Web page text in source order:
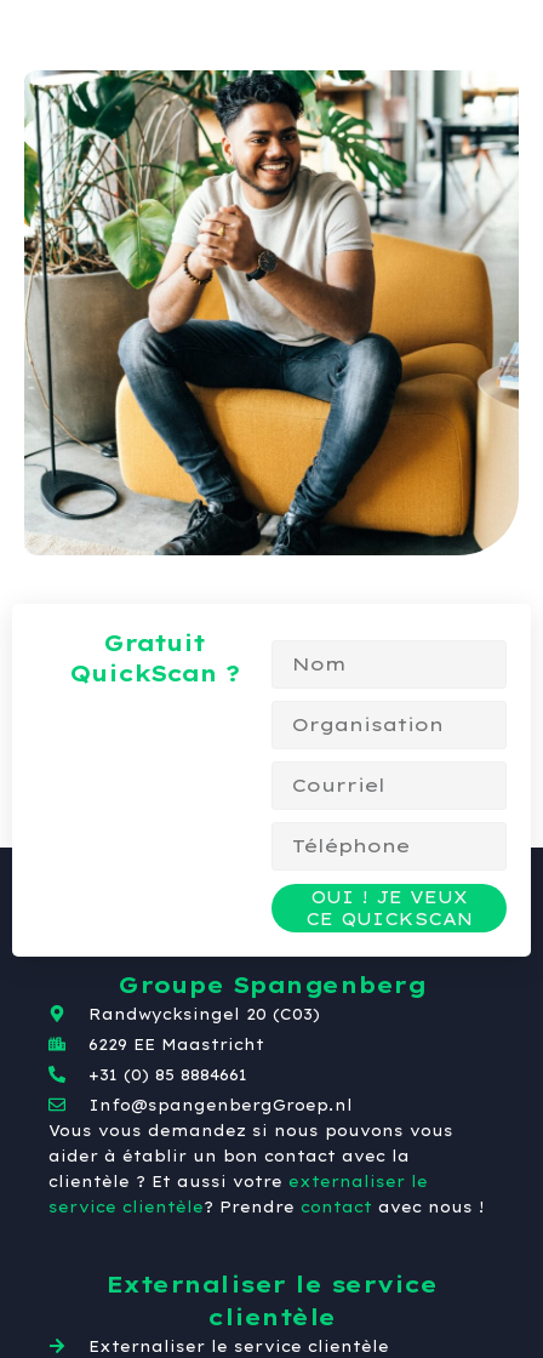
Gratuit
QuickScan ?
OUI ! JE VEUX
CE QUICKSCAN
Groupe Spangenberg
Randwycksingel 20 (C03)
6229 EE Maastricht
+31 (0) 85 8884661
Info@spangenbergGroep.nl
Vous vous demandez si nous pouvons vous
aider à établir un bon contact avec la
clientèle ? Et aussi votre externaliser le
service clientèle? Prendre contact avec nous !
Externaliser le service
clientèle
Externaliser le service clientèle